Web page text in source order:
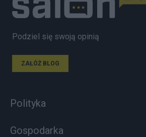
Podziel się swoją opinią
ZAŁÓŻ BLOG
Polityka
Gospodarka